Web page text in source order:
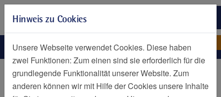
Zur Hauptnavigation springen
Zum Seiteninhalt springen
Zum Seitenende springen
Einrichtungen
Einrichtungen
Startseite
Hinweis zu Cookies
Unsere Webseite verwendet Cookies. Diese haben
zwei Funktionen: Zum einen sind sie erforderlich für die
grundlegende Funktionalität unserer Website. Zum
anderen können wir mit Hilfe der Cookies unsere Inhalte